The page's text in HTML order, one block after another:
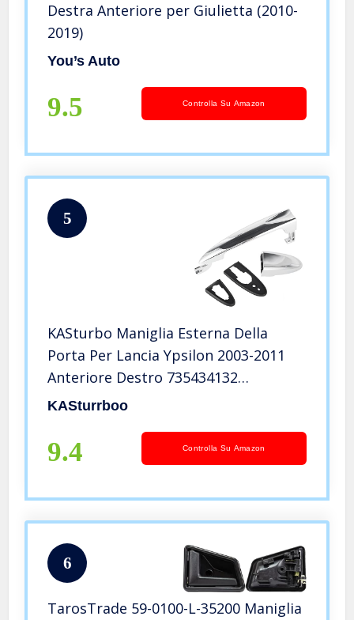
Destra Anteriore per Giulietta (2010-
2019)
You’s Auto
9.5 Controlla Su Amazon
5
KASturbo Maniglia Esterna Della
Porta Per Lancia Ypsilon 2003-2011
Anteriore Destro 735434132
735409024
KASturrboo
9.4 Controlla Su Amazon
6
TarosTrade 59-0100-L-35200 Maniglia